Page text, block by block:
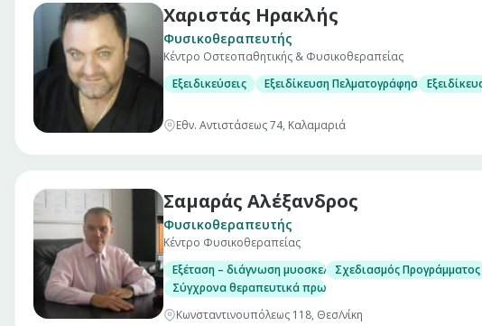
Χαριστάς Ηρακλής
Φυσικοθεραπευτής
Κέντρο Οστεοπαθητικής & Φυσικοθεραπείας
Εξειδικεύσεις
Εξειδίκευση Πελματογράφησης Comex
Εθν. Αντιστάσεως 74, Καλαμαριά
Σαμαράς Αλέξανδρος
Φυσικοθεραπευτής
Κέντρο Φυσικοθεραπείας
Εξέταση – διάγνωση μυοσκελετικών προβλημάτων
Σχεδιασμός Προγράμματος
Σύγχρονα θεραπευτικά πρωτόκολα
Κωνσταντινουπόλεως 118, Θεσ/νίκη